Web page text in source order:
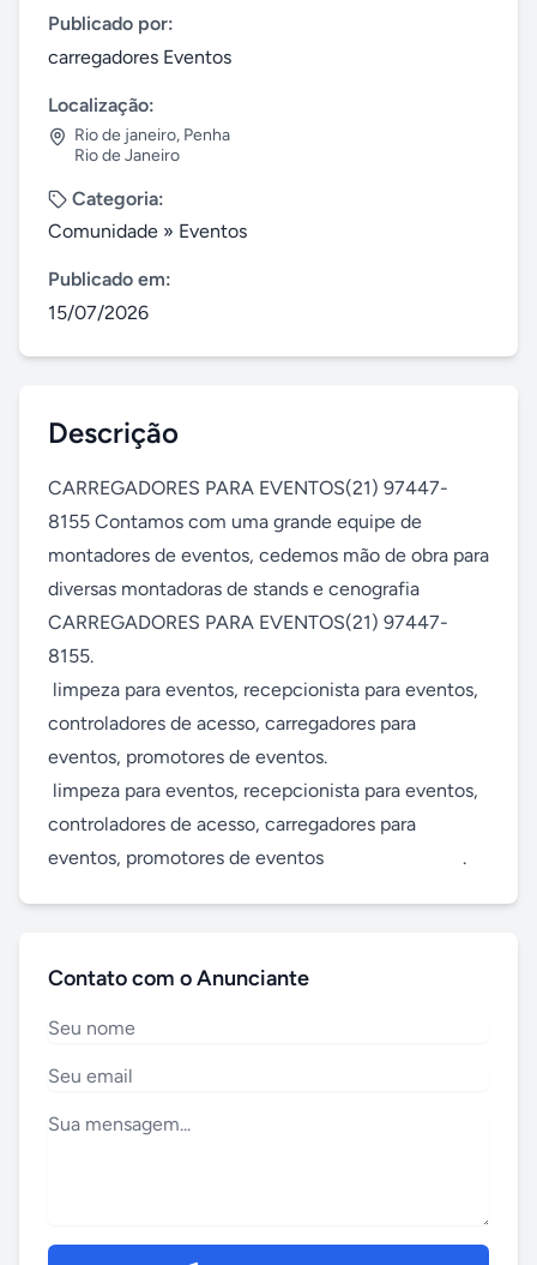
Publicado por:
carregadores Eventos
Localização:
Rio de janeiro, Penha
Rio de Janeiro
Categoria:
Comunidade » Eventos
Publicado em:
15/07/2026
Descrição
CARREGADORES PARA EVENTOS(21) 97447-
8155 Contamos com uma grande equipe de
montadores de eventos, cedemos mão de obra para
diversas montadoras de stands e cenografia
CARREGADORES PARA EVENTOS(21) 97447-
8155.
controladores de acesso, carregadores para
eventos, promotores de eventos.
controladores de acesso, carregadores para
eventos, promotores de eventos                             .
Contato com o Anunciante